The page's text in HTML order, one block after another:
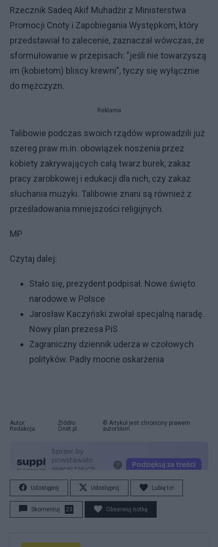
Rzecznik Sadeq Akif Muhadżir z Ministerstwa
Promocji Cnoty i Zapobiegania Występkom, który
przedstawiał to zalecenie, zaznaczał wówczas, że
sformułowanie w przepisach: "jeśli nie towarzyszą
im (kobietom) bliscy krewni", tyczy się wyłącznie
do mężczyzn.
Reklama
Talibowie podczas swoich rządów wprowadzili już
szereg praw m.in. obowiązek noszenia przez
kobiety zakrywających całą twarz burek, zakaz
pracy zarobkowej i edukacji dla nich, czy zakaz
słuchania muzyki. Talibowie znani są również z
prześladowania mniejszości religijnych.
MP
Czytaj dalej:
Stało się, prezydent podpisał. Nowe święto
narodowe w Polsce
Jarosław Kaczyński zwołał specjalną naradę.
Nowy plan prezesa PiS
Zagraniczny dziennik uderza w czołowych
polityków. Padły mocne oskarżenia
Autor:
Redakcja
Źródło:
Onet.pl
© Artykuł jest chroniony prawem
autorskim.
Udostępnij Udostępnij Lubię to!
Skomentuj 23 Obserwuj notkę